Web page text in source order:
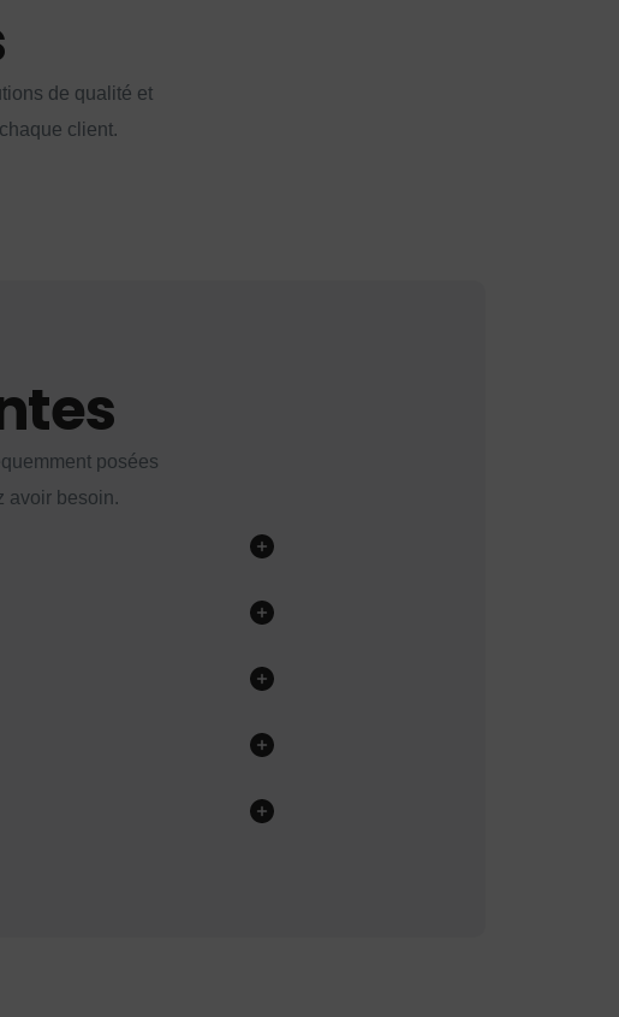
de qualité et
client.
posées
avoir besoin.